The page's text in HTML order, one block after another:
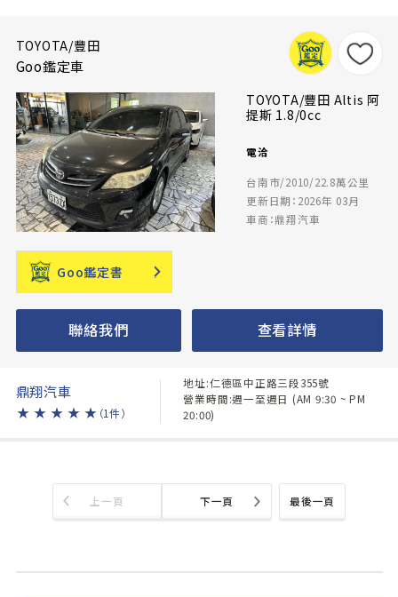
TOYOTA/豐田
Goo鑑定車
TOYOTA/豐田 Altis 阿
提斯 1.8/0cc
電洽
台南市/2010/22.8萬公里
更新日期：2026年 03月
車商：鼎翔汽車
Goo鑑定書
聯絡我們 查看詳情
鼎翔汽車
★ ★ ★ ★ ★ （1件）
地址:仁德區中正路三段355號
營業時間:週一至週日 (AM 9:30 ~ PM
20:00)
最後一頁
上一頁 下一頁